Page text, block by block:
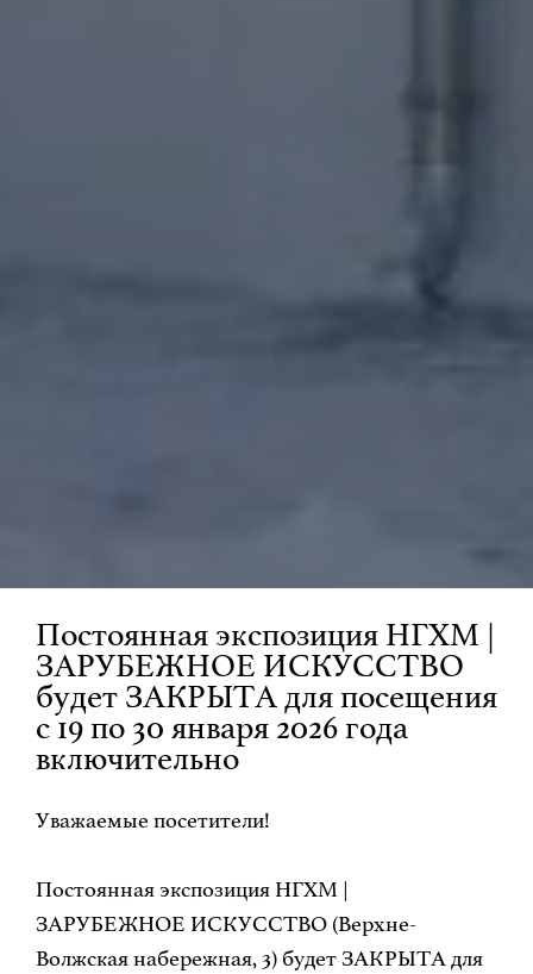
Постоянная экспозиция НГХМ |
ЗАРУБЕЖНОЕ ИСКУССТВО
будет ЗАКРЫТА для посещения
с 19 по 30 января 2026 года
включительно
Уважаемые посетители!
Постоянная экспозиция НГХМ |
ЗАРУБЕЖНОЕ ИСКУССТВО (Верхне-
Волжская набережная, 3) будет ЗАКРЫТА для